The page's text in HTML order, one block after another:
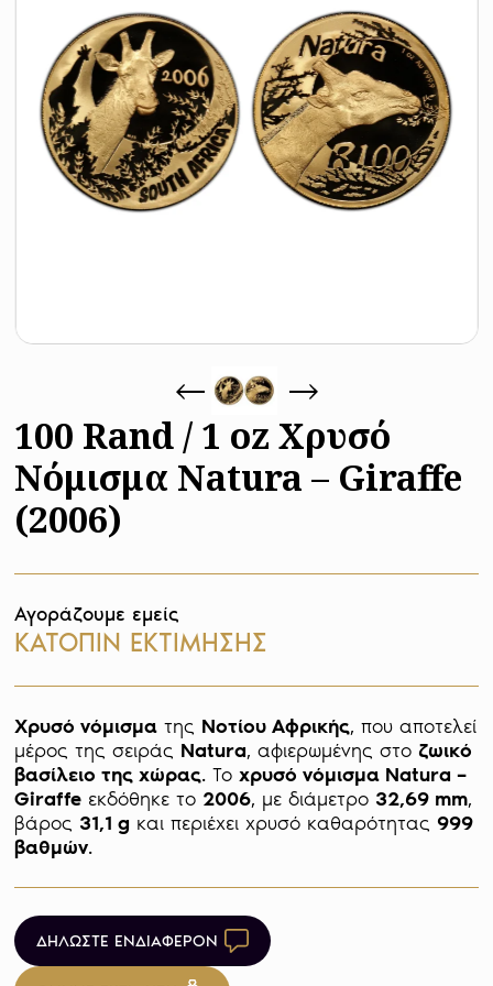
100 Rand / 1 oz Χρυσό
Νόμισμα Natura – Giraffe
(2006)
Αγοράζουμε εμείς
ΚΑΤΟΠΙΝ ΕΚΤΙΜΗΣΗΣ
Χρυσό νόμισμα της Νοτίου Αφρικής, που αποτελεί
μέρος της σειράς Natura, αφιερωμένης στο ζωικό
βασίλειο της χώρας. Το χρυσό νόμισμα Natura –
Giraffe εκδόθηκε το 2006, με διάμετρο 32,69 mm,
βάρος 31,1 g και περιέχει χρυσό καθαρότητας 999
βαθμών.
ΔΗΛΩΣΤΕ ΕΝΔΙΑΦΕΡΟΝ